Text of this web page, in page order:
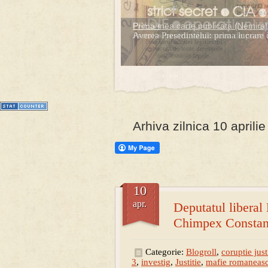
PRESA
Permise pentru vânătoarea de
Prima mea carte publicata (Nemira)
Averea Presedintelui: prima lucrare
Arhiva zilnica 10 aprilie
Deputatul liberal
Chimpex
10
apr.
Categorie: Blogroll, coruptie
3, investig, Justitie, mafie